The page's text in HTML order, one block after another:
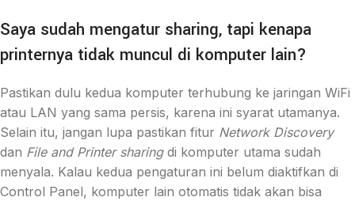
Saya sudah mengatur sharing, tapi kenapa
printernya tidak muncul di komputer lain?
Pastikan dulu kedua komputer terhubung ke jaringan WiFi
atau LAN yang sama persis, karena ini syarat utamanya.
Selain itu, jangan lupa pastikan fitur Network Discovery
dan File and Printer sharingdi komputer utama sudah
menyala. Kalau kedua pengaturan ini belum diaktifkan di
Control Panel, komputer lain otomatis tidak akan bisa